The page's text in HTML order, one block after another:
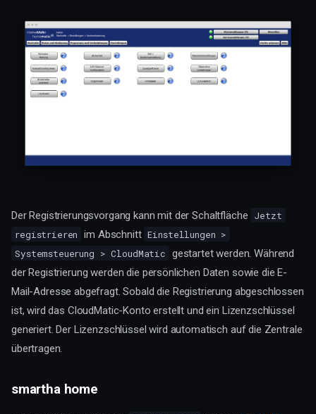
Der Registrierungsvorgang kann mit der Schaltfläche
Jetzt
registrieren
im Abschnitt Einstellungen >
Systemsteuerung > CloudMatic
gestartet werden. Während
der Registrierung werden die persönlichen Daten sowie die E-
Mail-Adresse abgefragt. Sobald die Registrierung abgeschlossen
ist, wird das CloudMatic-Konto erstellt und ein Lizenzschlüssel
generiert. Der Lizenzschlüssel wird automatisch auf die Zentrale
übertragen.
smartha home